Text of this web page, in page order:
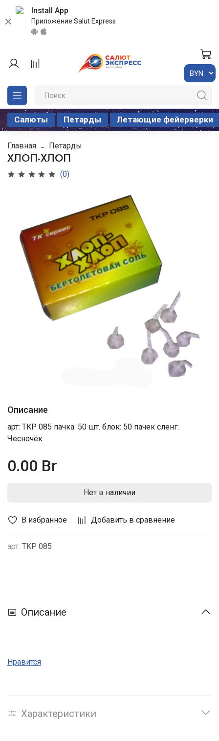
Install App
Приложение Salut Express
Салюты Петарды Летающие фейерверки
Главная Петарды
ХЛОП-ХЛОП
(0)
В избранное Добавить в сравнение
арт. TKP 085
Описание
арт: TKP 085 пачка: 50 шт. блок: 50 пачек сленг:
Чесночёк
0.00 Br
Нет в наличии
Описание
Нравится
Характеристики